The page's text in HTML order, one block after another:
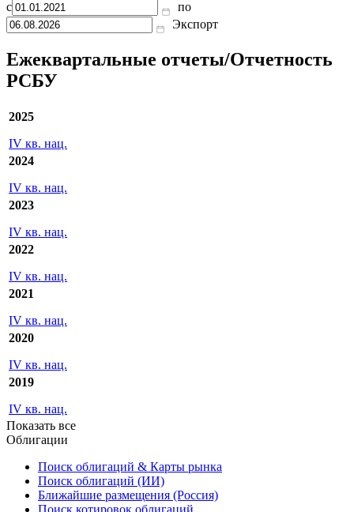
денежных эквивалентов на
начало отчетного периода
311
992
884
с
по
Ежеквартальные отчеты/Отчетность
РСБУ
IV кв. нац.
IV кв. нац.
IV кв. нац.
IV кв. нац.
IV кв. нац.
IV кв. нац.
2019
IV кв. нац.
Показать все
Облигации